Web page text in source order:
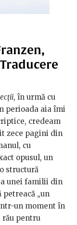
, în urmă cu
perioada aia îmi
credeam
zece pagini din
cu
opusul, un
structură
unei familii din
„un
un moment în
rău pentru